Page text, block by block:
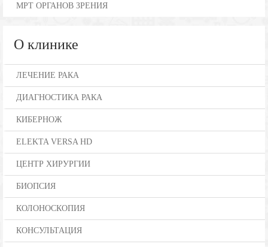
МРТ ОРГАНОВ ЗРЕНИЯ
О клинике
ЛЕЧЕНИЕ РАКА
ДИАГНОСТИКА РАКА
КИБЕРНОЖ
ELEKTA VERSA HD
ЦЕНТР ХИРУРГИИ
БИОПСИЯ
КОЛОНОСКОПИЯ
КОНСУЛЬТАЦИЯ